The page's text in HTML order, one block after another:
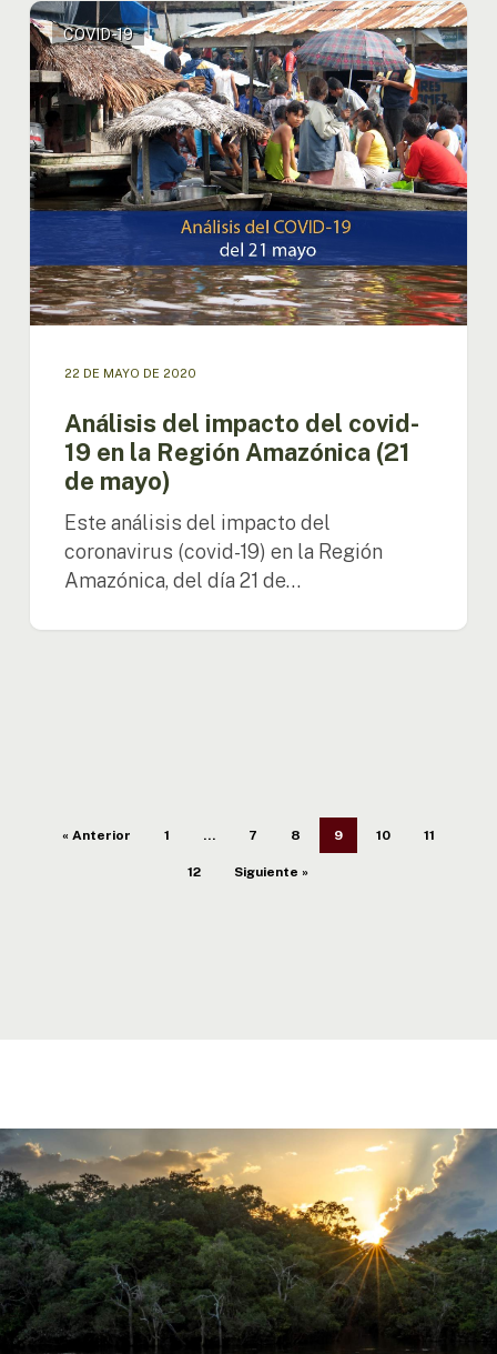
Análisis
del
impacto
del
covid-
19
en
la
Región
(21
de
mayo)
COVID-19
22 DE MAYO DE 2020
Análisis del impacto del covid-
19 en la Región Amazónica (21
de mayo)
Este análisis del impacto del
coronavirus (covid-19) en la Región
Amazónica, del día 21 de…
« Anterior 1 … 7 8 9 10 11
12 Siguiente »